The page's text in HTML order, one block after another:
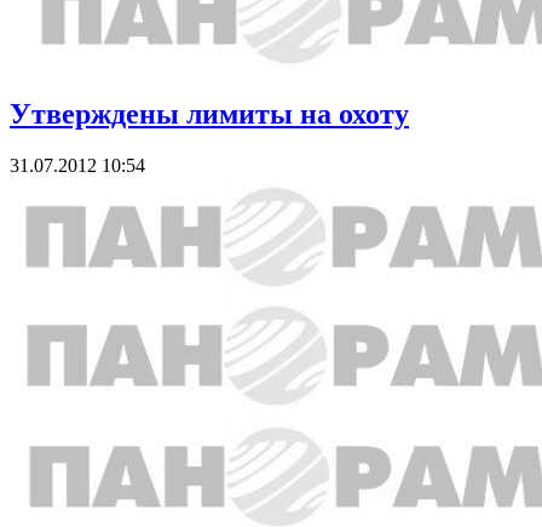
Утверждены лимиты на охоту
31.07.2012 10:54